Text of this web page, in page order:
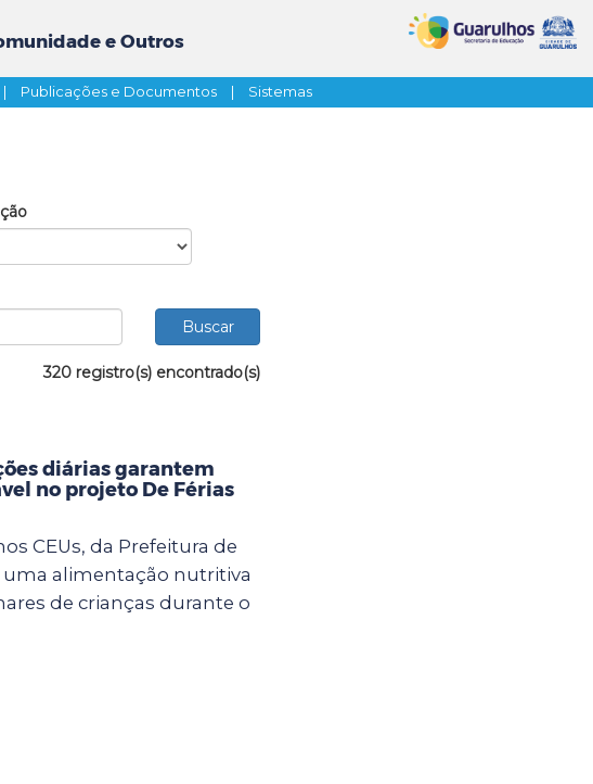
e Outros
| Publicações e Documentos | Sistemas
320 registro(s) encontrado(s)
diárias garantem
no projeto De Férias
CEUs, da Prefeitura de
alimentação nutritiva
de crianças durante o